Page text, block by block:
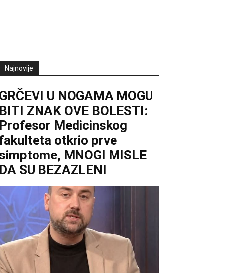
Najnovije
GRČEVI U NOGAMA MOGU
BITI ZNAK OVE BOLESTI:
Profesor Medicinskog
fakulteta otkrio prve
simptome, MNOGI MISLE
DA SU BEZAZLENI